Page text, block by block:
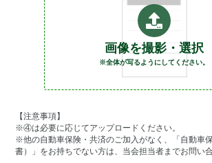
画像を撮影・選択
※全体が写るようにしてください。
【注意事項】
※④は必要に応じてアップロードください。
※他の自動車保険・共済のご加入がなく、「自動車
書）」をお持ちでない方は、当会担当者までお問い